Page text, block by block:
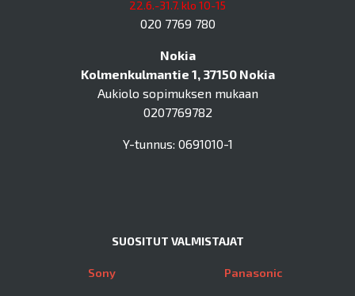
22.6.-31.7. klo 10-15
020 7769 780
Nokia
Kolmenkulmantie 1, 37150 Nokia
Aukiolo sopimuksen mukaan
0207769782
Y-tunnus: 0691010-1
SUOSITUT VALMISTAJAT
Sony Panasonic